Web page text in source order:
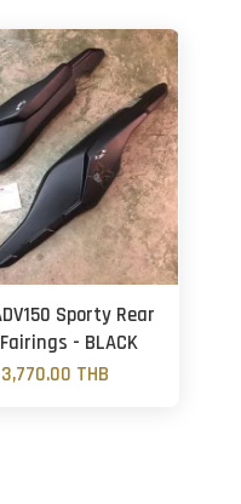
Sporty Rear
- BLACK
THB